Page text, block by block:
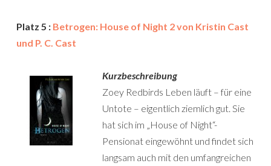
Platz 5 : Betrogen: House of Night 2 von Kristin Cast
und P. C. Cast
Kurzbeschreibung
Zoey Redbirds Leben läuft – für eine
Untote – eigentlich ziemlich gut. Sie
hat sich im „House of Night“-
Pensionat eingewöhnt und findet sich
langsam auch mit den umfangreichen